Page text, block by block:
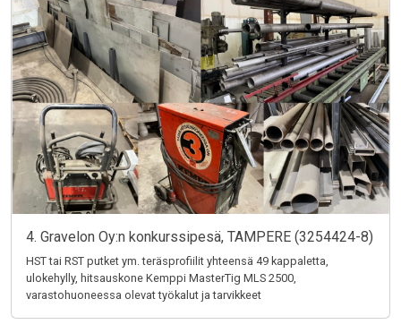
4. Gravelon Oy:n konkurssipesä, TAMPERE (3254424-8)
HST tai RST putket ym. teräsprofiilit yhteensä 49 kappaletta,
ulokehylly, hitsauskone Kemppi MasterTig MLS 2500,
varastohuoneessa olevat työkalut ja tarvikkeet